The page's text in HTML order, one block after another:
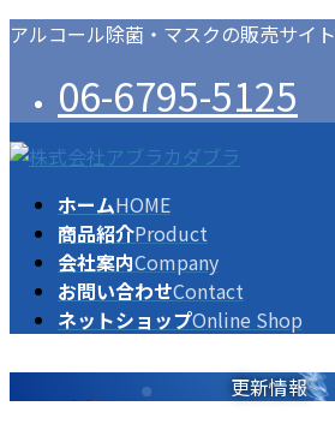
コ
ン
ツ
ナ
ー
シ
アルコール除菌・マスクの販売サイト
06-6795-5125
ホームHOME
商品紹介Product
会社案内Company
お問い合わせContact
ネットショップOnline Shop
更新情報